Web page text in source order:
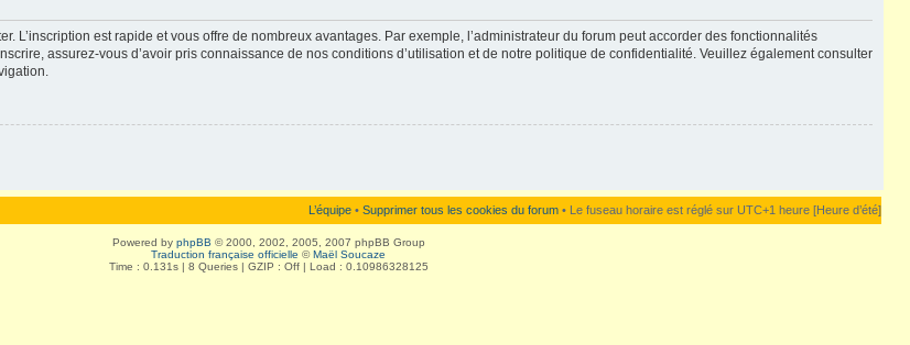
L’inscription est rapide et vous offre de nombreux avantages. Par exemple, l’administrateur du forum peut accorder des fonctionnalités
assurez-vous d’avoir pris connaissance de nos conditions d’utilisation et de notre politique de confidentialité. Veuillez également consulter
L’équipe • Supprimer tous les cookies du forum • Le fuseau horaire est réglé sur UTC+1 heure [Heure d’été]
Powered by phpBB © 2000, 2002, 2005, 2007 phpBB Group
Traduction française officielle ©Maël Soucaze
Time : 0.131s | 8 Queries | GZIP : Off | Load : 0.10986328125